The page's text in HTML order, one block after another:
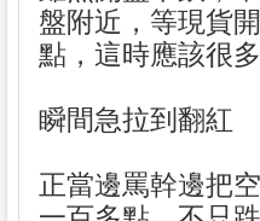
盤附近，等現貨
點，這時應該很
瞬間急拉到翻紅
正當邊罵幹邊把